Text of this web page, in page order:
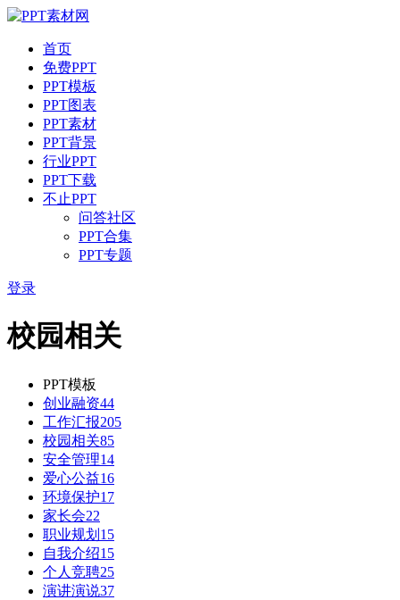
首页
免费PPT
PPT模板
PPT图表
PPT素材
PPT背景
行业PPT
PPT下载
不止PPT
问答社区
PPT合集
PPT专题
登录
校园相关
PPT模板
创业融资44
工作汇报205
校园相关85
安全管理14
爱心公益16
环境保护17
家长会22
职业规划 15
自我介绍15
个人竞聘25
演讲演说37